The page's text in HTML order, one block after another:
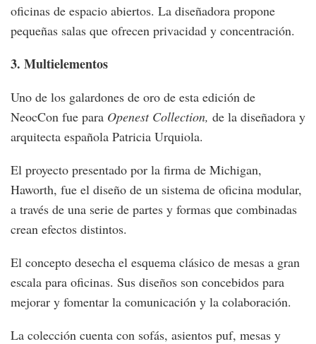
oficinas de espacio abiertos. La diseñadora propone
pequeñas salas que ofrecen privacidad y concentración.
3. Multielementos
Uno de los galardones de oro de esta edición de
NeocCon fue para Openest Collection, de la diseñadora y
arquitecta española Patricia Urquiola.
El proyecto presentado por la firma de Michigan,
Haworth, fue el diseño de un sistema de oficina modular,
a través de una serie de partes y formas que combinadas
crean efectos distintos.
El concepto desecha el esquema clásico de mesas a gran
escala para oficinas. Sus diseños son concebidos para
mejorar y fomentar la comunicación y la colaboración.
La colección cuenta con sofás, asientos puf, mesas y